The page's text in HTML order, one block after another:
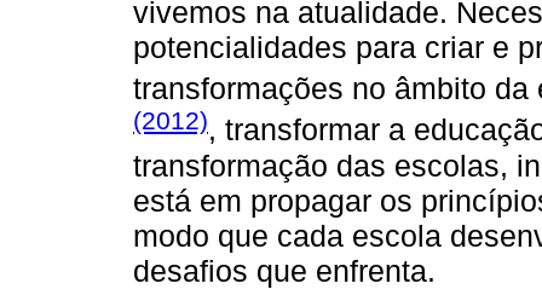
vivemos na atualidade.
potencialidades para criar e
transformações no âmbito
(2012), transformar a
transformação das escolas,
está em propagar os
modo que cada escola
desafios que enfrenta.